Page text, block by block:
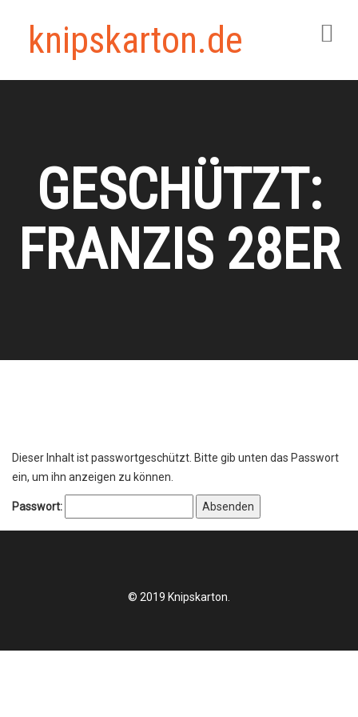
knipskarton.de
GESCHÜTZT:
FRANZIS 28ER
Dieser Inhalt ist passwortgeschützt. Bitte gib unten das Passwort
ein, um ihn anzeigen zu können.
Passwort:
© 2019 Knipskarton.